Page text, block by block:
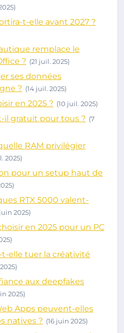
t-elle avant 2027 ?
remplace le
? (21 juil. 2025)
ses données
? (14 juil. 2025)
en 2025 ? (10 juil. 2025)
il gratuit pour tous ? (7
RAM privilégier
2025)
pour un setup haut de
RTX 5000 valent-
2025)
en 2025 pour un PC
t-elle tuer la créativité
aux deepfakes
2025)
Apps peuvent-elles
natives ? (16 juin 2025)